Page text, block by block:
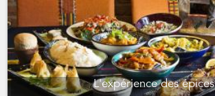
L'expérience des épices